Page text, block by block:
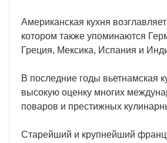
Американская кухня
котором также упоминаются
Греция, Мексика, Испания и
В последние годы вьетнамская
высокую оценку многих
поваров и престижных
Старейший и крупнейший